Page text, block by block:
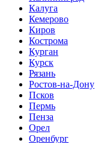
Калуга
Кемерово
Киров
Кострома
Курган
Курск
Рязань
Ростов-на-Дону
Псков
Пермь
Пенза
Орел
Оренбург